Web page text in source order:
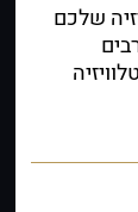
שלכם